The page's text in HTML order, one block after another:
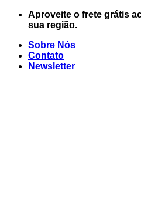
Skip
Aproveite o frete grátis
sua região.
Sobre Nós
Contato
Newsletter